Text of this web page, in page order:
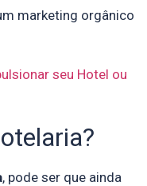
marketing orgânico
seu Hotel ou
, pode ser que ainda